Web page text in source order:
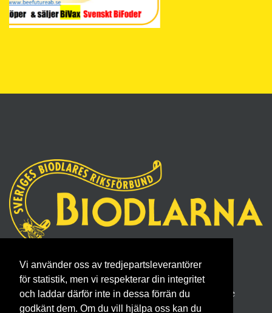
Vi använder oss av tredjepartsleverantörer
för statistik, men vi respekterar din integritet
och laddar därför inte in dessa förrän du
godkänt dem. Om du vill hjälpa oss kan du
Sveriges Biodlares Riksförbund
Borgmästaregatan 26, 596 34 Skänninge
Telefon 0142- 48 20 00, E-post: info@biodlarna.se
Köpvillkor för medlemskap